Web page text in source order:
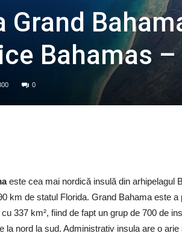
Grand
Bahamas –
0
este cea mai nordică insulă din arhipelagul
km de statul Florida. Grand Bahama este
337 km², fiind de fapt un grup de 700 de
la nord la sud. Administrativ insula are o